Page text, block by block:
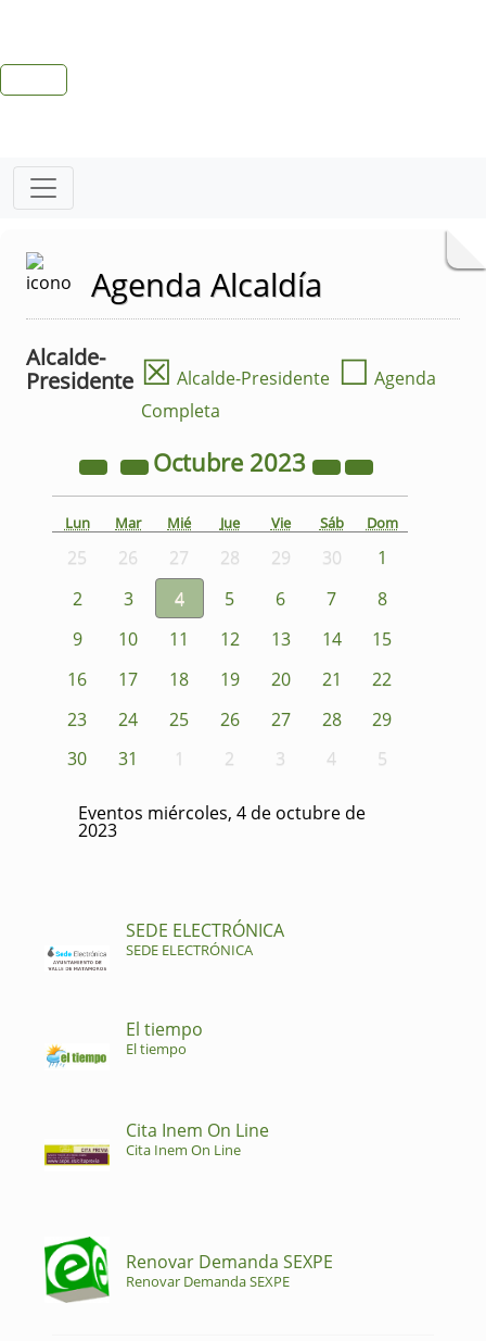
Agenda Alcaldía
Alcalde-
Presidente ☒ Alcalde-Presidente ☐ Agenda
Completa
Octubre 2023
Lun Mar Mié Jue Vie Sáb Dom
25 26 27 28 29 30
1
2
3 4 5 6 7
8
9
10 11 12 13 14
15
16
17 18 19 20 21
22
23
24 25 26 27 28
29
30
31 1 2 3 4 5
Eventos miércoles, 4 de octubre de
2023
SEDE ELECTRÓNICA
SEDE ELECTRÓNICA
El tiempo
El tiempo
Cita Inem On Line
Cita Inem On Line
Renovar Demanda SEXPE
Renovar Demanda SEXPE